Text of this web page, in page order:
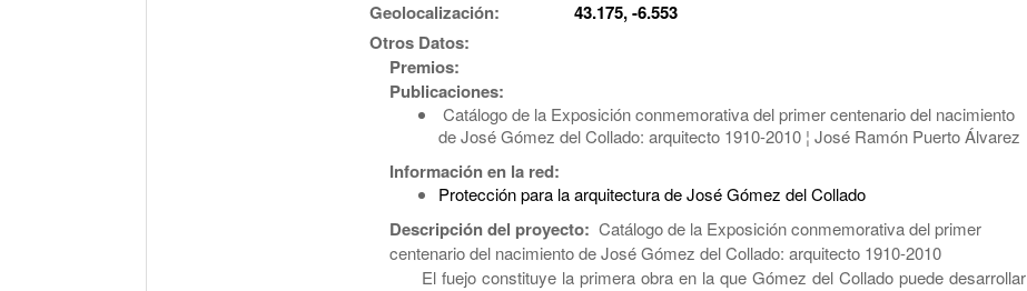
Geolocalización:
43.175, -6.553
Otros Datos:
Premios:
Publicaciones:
Catálogo de la Exposición conmemorativa del primer centenario del nacimiento
de José Gómez del Collado: arquitecto 1910-2010 ¦ José Ramón Puerto Álvarez
Información en la red:
Protección para la arquitectura de José Gómez del Collado
Descripción del proyecto: Catálogo de la Exposición conmemorativa del primer
centenario del nacimiento de José Gómez del Collado: arquitecto 1910-2010
El fuejo constituye la primera obra en la que Gómez del Collado puede desarrollar